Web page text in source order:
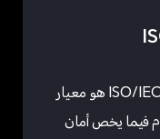
نظام إدارة أمان المعلومات ISO/IEC 27001 هو معيار
فيما يخص أمان